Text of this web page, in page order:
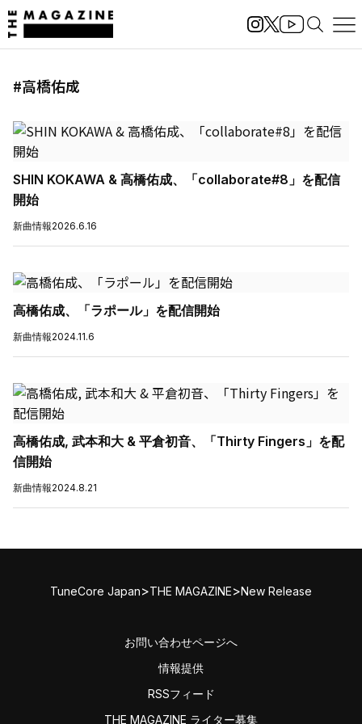
#高橋佑成
SHIN KOKAWA & 高橋佑成、「collaborate#8」を配信
開始
新曲情報2026.6.16
高橋佑成、「ラポール」を配信開始
新曲情報2024.11.6
高橋佑成, 武本和大 & 平倉初音、「Thirty Fingers」を配
信開始
新曲情報2024.8.21
TuneCore Japan>THE MAGAZINE>New Release
お問い合わせページへ
情報提供
RSSフィード
THE MAGAZINE ライター募集